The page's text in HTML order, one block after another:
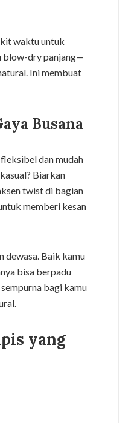
waktu untuk
blow-dry panjang—
Ini membuat
Busana
dan mudah
Biarkan
twist di bagian
memberi kesan
dewasa. Baik kamu
bisa berpadu
bagi kamu
yang